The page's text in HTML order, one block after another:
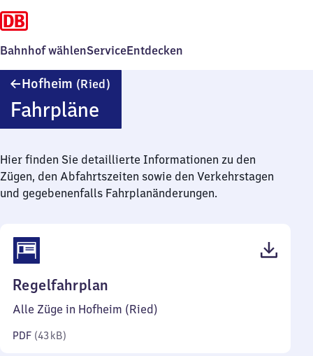
Bahnhof wählenServiceEntdecken
Hofheim (Ried)
Fahrpläne
Hier finden Sie detaillierte Informationen zu den
Zügen, den Abfahrtszeiten sowie den Verkehrstagen
und gegebenenfalls Fahrplanänderungen.
Regelfahrplan
43
Alle Züge in Hofheim (Ried)
PDF (43 kB)